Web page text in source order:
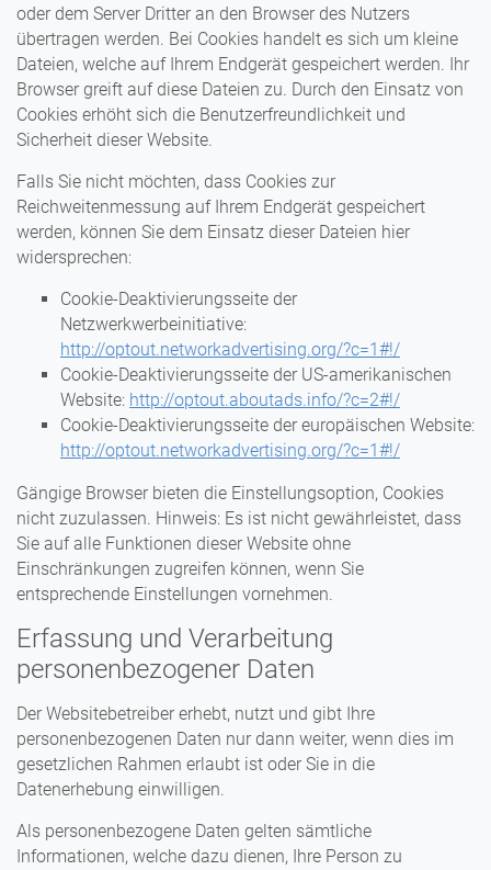
oder dem Server Dritter an den Browser des Nutzers
übertragen werden. Bei Cookies handelt es sich um kleine
Dateien, welche auf Ihrem Endgerät gespeichert werden. Ihr
Browser greift auf diese Dateien zu. Durch den Einsatz von
Cookies erhöht sich die Benutzerfreundlichkeit und
Sicherheit dieser Website.
Falls Sie nicht möchten, dass Cookies zur
Reichweitenmessung auf Ihrem Endgerät gespeichert
werden, können Sie dem Einsatz dieser Dateien hier
widersprechen:
Cookie-Deaktivierungsseite der
Netzwerkwerbeinitiative:
http://optout.networkadvertising.org/?c=1#!/
Cookie-Deaktivierungsseite der US-amerikanischen
Website: http://optout.aboutads.info/?c=2#!/
Cookie-Deaktivierungsseite der europäischen Website:
http://optout.networkadvertising.org/?c=1#!/
Gängige Browser bieten die Einstellungsoption, Cookies
nicht zuzulassen. Hinweis: Es ist nicht gewährleistet, dass
Sie auf alle Funktionen dieser Website ohne
Einschränkungen zugreifen können, wenn Sie
entsprechende Einstellungen vornehmen.
Erfassung und Verarbeitung
personenbezogener Daten
Der Websitebetreiber erhebt, nutzt und gibt Ihre
personenbezogenen Daten nur dann weiter, wenn dies im
gesetzlichen Rahmen erlaubt ist oder Sie in die
Datenerhebung einwilligen.
Als personenbezogene Daten gelten sämtliche
Informationen, welche dazu dienen, Ihre Person zu